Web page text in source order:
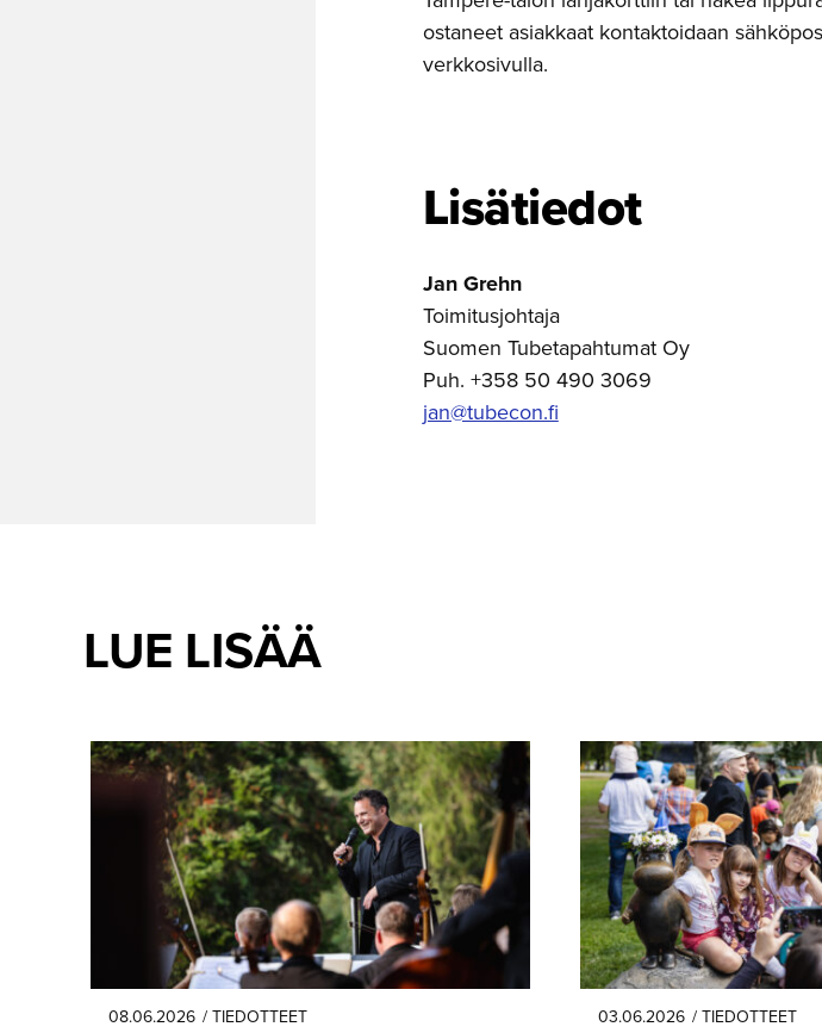
ostaneet asiakkaat kontaktoidaan
verkkosivulla.
Lisätiedot
Jan Grehn
Toimitusjohtaja
Suomen Tubetapahtumat Oy
Puh. +358 50 490 3069
jan@tubecon.fi
LUE LISÄÄ
08.06.2026 / TIEDOTTEET 03.06.2026 / TIEDOTTEET